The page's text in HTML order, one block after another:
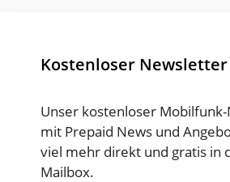
Kostenloser Newsletter
Unser kostenloser
mit Prepaid News und
viel mehr direkt und gratis in
Mailbox.